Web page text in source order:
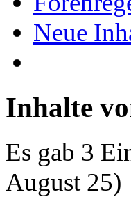
Neue
Inhalte
Es gab 3
August 25)